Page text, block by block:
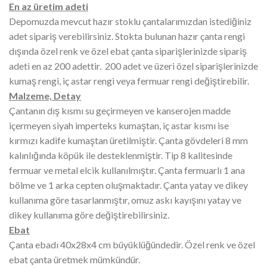
En az üretim adeti
Depomuzda mevcut hazır stoklu çantalarımızdan istediğiniz
adet sipariş verebilirsiniz. Stokta bulunan hazır çanta rengi
dışında özel renk ve özel ebat çanta siparişlerinizde sipariş
adeti en az 200 adettir. 200 adet ve üzeri özel siparişlerinizde
kumaş rengi, iç astar rengi veya fermuar rengi değiştirebilir.
Malzeme, Detay
Çantanın dış kısmı su geçirmeyen ve kanserojen madde
içermeyen siyah imperteks kumaştan, iç astar kısmı ise
kırmızı kadife kumaştan üretilmiştir. Çanta gövdeleri 8 mm
kalınlığında köpük ile desteklenmiştir. Tip 8 kalitesinde
fermuar ve metal elcik kullanılmıştır. Çanta fermuarlı 1 ana
bölme ve 1 arka cepten oluşmaktadır. Çanta yatay ve dikey
kullanıma göre tasarlanmıştır, omuz askı kayışını yatay ve
dikey kullanıma göre değiştirebilirsiniz.
Ebat
Çanta ebadı 40x28x4 cm büyüklüğündedir. Özel renk ve özel
ebat çanta üretmek mümkündür.